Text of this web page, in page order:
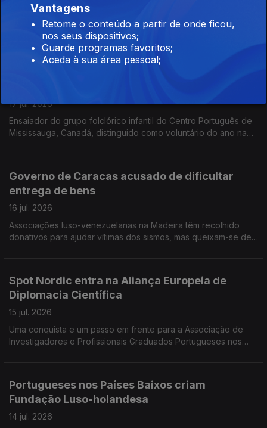
20 jul. 2026
O restaurante Lusitânia será afetado se avançar um projeto
urbanístico, que está em avaliação na autarquia de Lambeth.
PS recomenda ao governo Programa Especial de Apoio à
comunidade de origem portuguesa na Venezuela.
17 jul. 2026
Ensaiador do grupo folclórico infantil do Centro Português de
Mississauga, Canadá, distinguido como voluntário do ano na
Governo de Caracas acusado de dificultar
entrega de bens
16 jul. 2026
Associações luso-venezuelanas na Madeira têm recolhido
donativos para ajudar vítimas dos sismos, mas queixam-se de
Spot Nordic entra na Aliança Europeia de
Diplomacia Científica
15 jul. 2026
Uma conquista e um passo em frente para a Associação de
Investigadores e Profissionais Graduados Portugueses nos
Portugueses nos Países Baixos criam
Fundação Luso-holandesa
14 jul. 2026
Vantagens
Retome o conteúdo a partir de onde ficou,
nos seus dispositivos;
Guarde programas favoritos;
Aceda à sua área pessoal;